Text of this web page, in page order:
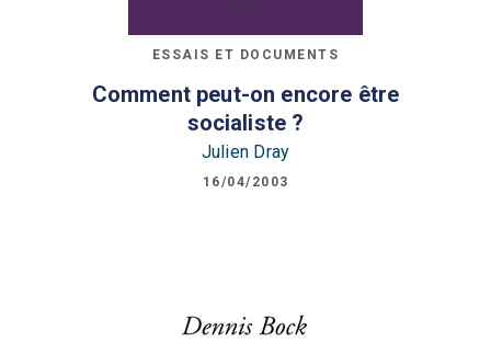
ESSAIS ET DOCUMENTS
Comment peut-on encore être
socialiste ?
Julien Dray
16/04/2003